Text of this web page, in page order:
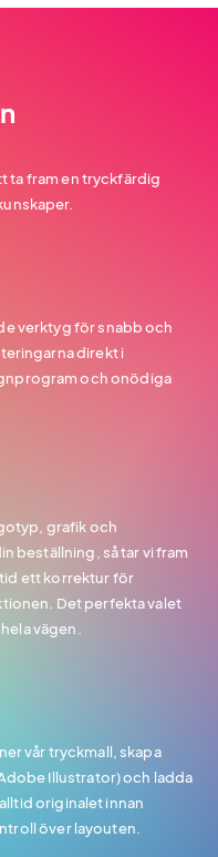
ta fram en tryckfärdig
verktyg för snabb och
direkt i
och onödiga
grafik och
beställning, så tar vi fram
ett korrektur för
Det perfekta valet
vägen.
vår tryckmall, skapa
Illustrator) och ladda
originalet innan
över layouten.